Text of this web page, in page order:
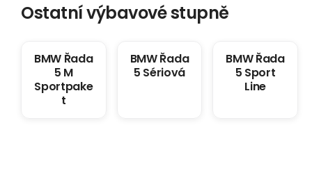
Ostatní výbavové stupně
BMW Řada
5 M
Sportpake
t
BMW Řada
5 Sériová
BMW Řada
5 Sport
Line